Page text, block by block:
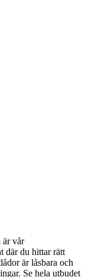
är vår
där du hittar rätt
är låsbara och
Se hela utbudet